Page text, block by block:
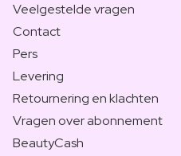
Veelgestelde vragen
Contact
Pers
Levering
Retournering en klachten
Vragen over abonnement
BeautyCash